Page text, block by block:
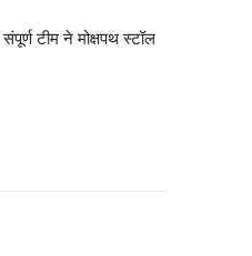
टीम ने मोक्षपथ स्टॉल